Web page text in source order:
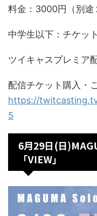
料金：3000円（別途
中学生以下：チケッ
ツイキャスプレミア
配信チケット購入・
https://
5
6月29日(日
「VIEW」